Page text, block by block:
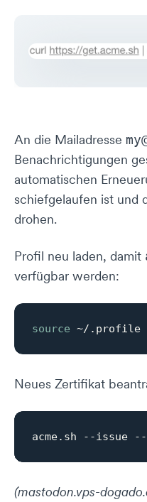
An die Mailadresse
Benachrichtigungen
automatischen
schiefgelaufen ist und
drohen.
Profil neu laden, damit
verfügbar werden:
source
Neues Zertifikat
(mastodon.vps-